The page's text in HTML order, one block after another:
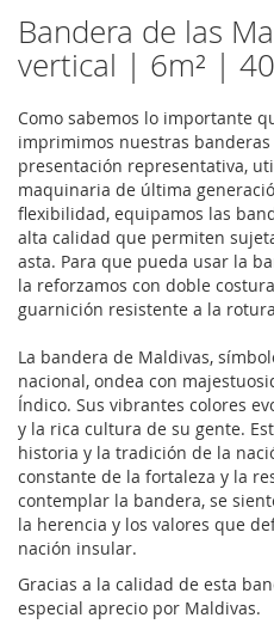
Bandera de las
vertical | 6m² |
Como sabemos lo importante
imprimimos nuestras
presentación representativa,
maquinaria de última
flexibilidad, equipamos las
alta calidad que permiten
asta. Para que pueda usar la
la reforzamos con doble
guarnición resistente a la
La bandera de Maldivas,
nacional, ondea con
Índico. Sus vibrantes colores
y la rica cultura de su gente.
historia y la tradición de la
constante de la fortaleza y la
contemplar la bandera, se
la herencia y los valores que
nación insular.
Gracias a la calidad de esta
especial aprecio por Maldivas.